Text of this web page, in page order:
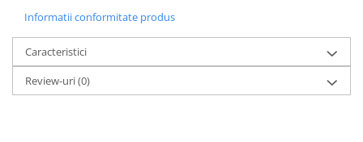
Informatii conformitate produs
Caracteristici
Review-uri(0)